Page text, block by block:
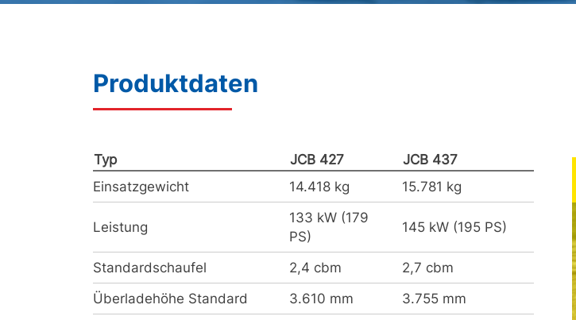
Produktdaten
Typ JCB 427
JCB 437
Einsatzgewicht
14.418 kg 15.781 kg
Leistung
133 kW (179
PS)
145 kW (195 PS)
Standardschaufel 2,4 cbm
2,7 cbm
Überladehöhe Standard
3.610 mm
3.755 mm